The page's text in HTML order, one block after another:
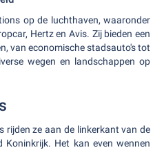
op de luchthaven, waaronder
Hertz en Avis. Zij bieden een
van economische stadsauto's tot
wegen en landschappen op
rijden ze aan de linkerkant van de
Het kan even wennen